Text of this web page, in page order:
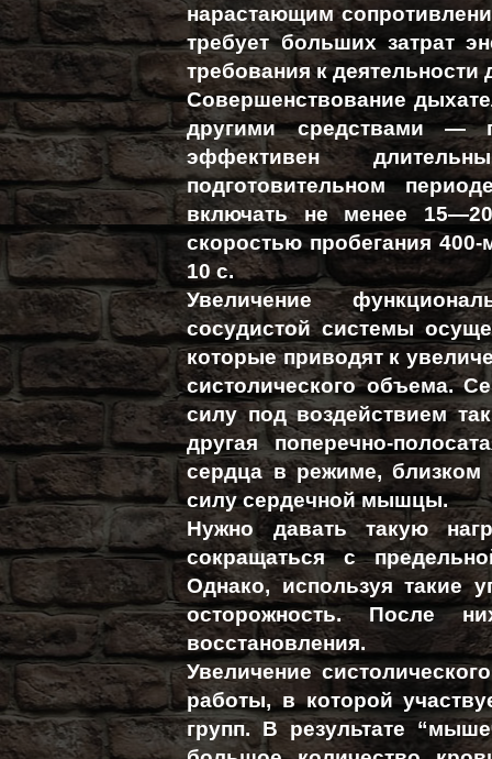
нарастающим
требует больших затрат
требования к
Совершенствование
другими средствами —
эффективен
подготовительном
включать не менее
скоростью пробегания
10 с.
Увеличение
сосудистой системы
которые приводят к
систолического объема.
силу под воздействием
другая поперечно-
сердца в режиме, близком
силу сердечной мышцы.
Нужно давать такую
сокращаться с
Однако, используя такие
осторожность. После
восстановления.
Увеличение
работы, в которой
групп. В результате